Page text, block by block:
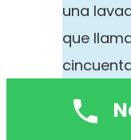
una
que
una